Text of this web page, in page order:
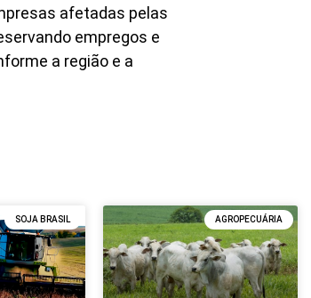
afetadas pelas
empregos e
a região e a
SOJA BRASIL AGROPECUÁRIA